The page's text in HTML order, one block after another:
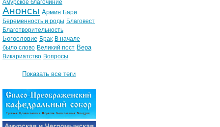
Амурское благочиние
Анонсы Армия Бари
Беременность и роды Благовест
Благотворительность
Богословие Брак В начале
было слово Великий пост Вера
Викариатство Вопросы
Показать все теги